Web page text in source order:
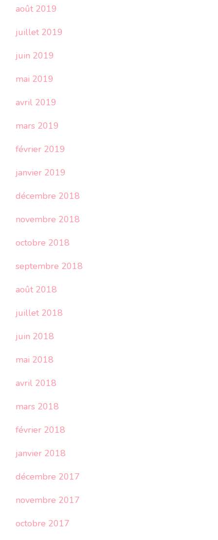
août 2019
juillet 2019
juin 2019
mai 2019
avril 2019
mars 2019
février 2019
janvier 2019
décembre 2018
novembre 2018
octobre 2018
septembre 2018
août 2018
juillet 2018
juin 2018
mai 2018
avril 2018
mars 2018
février 2018
janvier 2018
décembre 2017
novembre 2017
octobre 2017